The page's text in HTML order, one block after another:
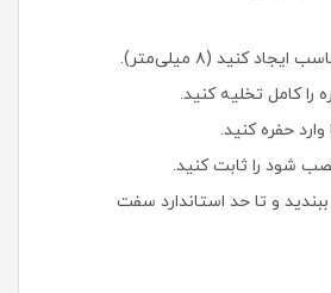
کنید (۸ میلی‌متر).
را کامل تخلیه کنید.
وارد حفره کنید.
شود را ثابت کنید.
ببندید و تا حد استاندارد سفت